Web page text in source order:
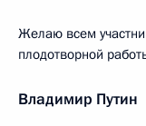
Желаю всем
плодотворной
Владимир Путин